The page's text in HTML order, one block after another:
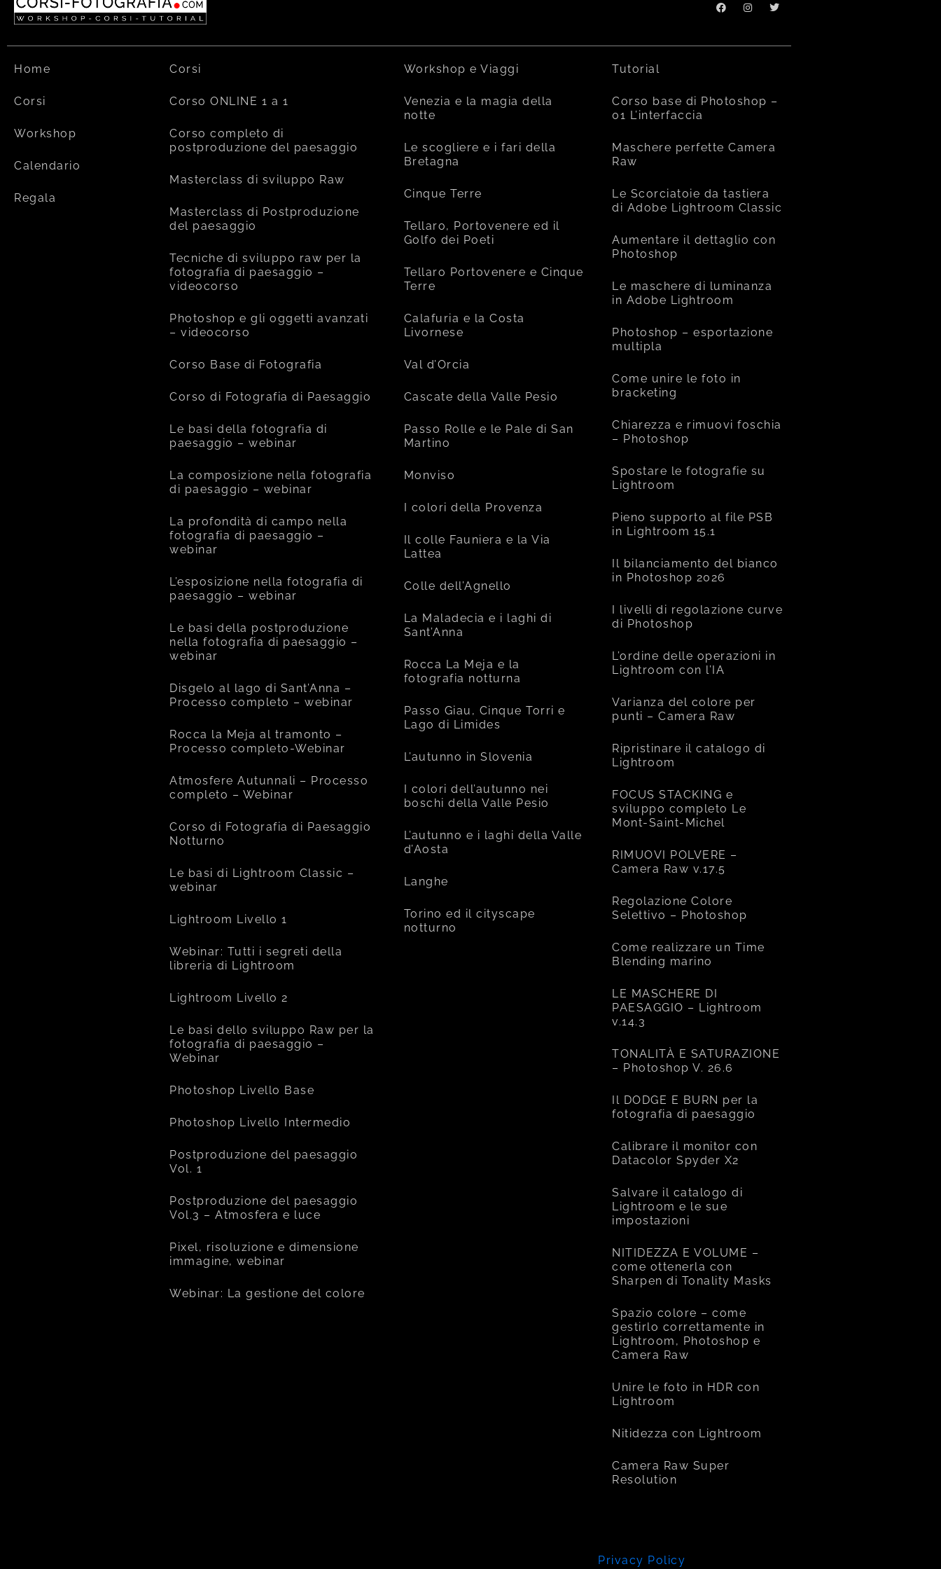
Home
Corsi
Workshop
Calendario
Regala
Corsi
Corso ONLINE 1 a 1
Corso completo di
postproduzione del paesaggio
Masterclass di sviluppo Raw
Masterclass di Postproduzione
del paesaggio
Tecniche di sviluppo raw per la
fotografia di paesaggio –
videocorso
Photoshop e gli oggetti avanzati
– videocorso
Corso Base di Fotografia
Corso di Fotografia di Paesaggio
Le basi della fotografia di
paesaggio – webinar
La composizione nella fotografia
di paesaggio – webinar
La profondità di campo nella
fotografia di paesaggio –
webinar
L’esposizione nella fotografia di
paesaggio – webinar
Le basi della postproduzione
nella fotografia di paesaggio –
webinar
Disgelo al lago di Sant’Anna –
Processo completo – webinar
Rocca la Meja al tramonto –
Processo completo-Webinar
Atmosfere Autunnali – Processo
completo – Webinar
Corso di Fotografia di Paesaggio
Notturno
Le basi di Lightroom Classic –
webinar
Lightroom Livello 1
Webinar: Tutti i segreti della
libreria di Lightroom
Lightroom Livello 2
Le basi dello sviluppo Raw per la
fotografia di paesaggio –
Webinar
Photoshop Livello Base
Photoshop Livello Intermedio
Postproduzione del paesaggio
Vol. 1
Postproduzione del paesaggio
Vol.3 – Atmosfera e luce
Pixel, risoluzione e dimensione
immagine, webinar
Webinar: La gestione del colore
Workshop e Viaggi
Venezia e la magia della
notte
Le scogliere e i fari della
Bretagna
Cinque Terre
Tellaro, Portovenere ed il
Golfo dei Poeti
Tellaro Portovenere e Cinque
Terre
Calafuria e la Costa
Livornese
Val d’Orcia
Cascate della Valle Pesio
Passo Rolle e le Pale di San
Martino
Monviso
I colori della Provenza
Il colle Fauniera e la Via
Lattea
Colle dell’Agnello
La Maladecia e i laghi di
Sant’Anna
Rocca La Meja e la
fotografia notturna
Passo Giau, Cinque Torri e
Lago di Limides
L’autunno in Slovenia
I colori dell’autunno nei
boschi della Valle Pesio
L’autunno e i laghi della Valle
d’Aosta
Langhe
Torino ed il cityscape
notturno
Tutorial
Corso base di Photoshop –
01 L’interfaccia
Maschere perfette Camera
Raw
Le Scorciatoie da tastiera
di Adobe Lightroom Classic
Aumentare il dettaglio con
Photoshop
Le maschere di luminanza
in Adobe Lightroom
Photoshop – esportazione
multipla
Come unire le foto in
bracketing
Chiarezza e rimuovi foschia
– Photoshop
Spostare le fotografie su
Lightroom
Pieno supporto al file PSB
in Lightroom 15.1
Il bilanciamento del bianco
in Photoshop 2026
I livelli di regolazione curve
di Photoshop
L’ordine delle operazioni in
Lightroom con l’IA
Varianza del colore per
punti – Camera Raw
Ripristinare il catalogo di
Lightroom
FOCUS STACKING e
sviluppo completo Le
Mont-Saint-Michel
RIMUOVI POLVERE –
Camera Raw v.17.5
Regolazione Colore
Selettivo – Photoshop
Come realizzare un Time
Blending marino
LE MASCHERE DI
PAESAGGIO – Lightroom
v.14.3
TONALITÀ E SATURAZIONE
– Photoshop V. 26.6
Il DODGE E BURN per la
fotografia di paesaggio
Calibrare il monitor con
Datacolor Spyder X2
Salvare il catalogo di
Lightroom e le sue
impostazioni
NITIDEZZA E VOLUME –
come ottenerla con
Sharpen di Tonality Masks
Spazio colore – come
gestirlo correttamente in
Lightroom, Photoshop e
Camera Raw
Unire le foto in HDR con
Lightroom
Nitidezza con Lightroom
Camera Raw Super
Resolution
Privacy Policy